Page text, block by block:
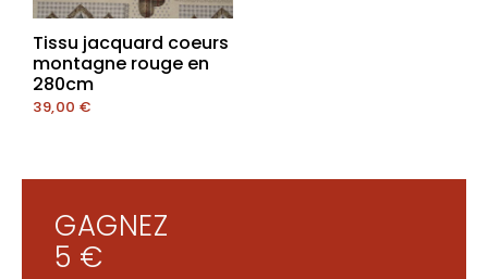
Tissu jacquard coeurs
montagne rouge en
280cm
39,00 €
GAGNEZ
5 €